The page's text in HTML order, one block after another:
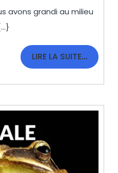
avons grandi au milieu
LIRE LA SUITE…LIRE
LA